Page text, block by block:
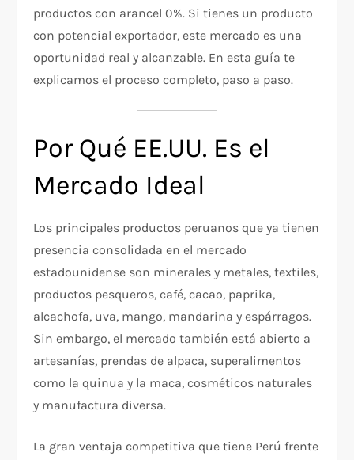
productos con arancel 0%. Si tienes un producto
con potencial exportador, este mercado es una
oportunidad real y alcanzable. En esta guía te
explicamos el proceso completo, paso a paso.
Por Qué EE.UU. Es el
Mercado Ideal
Los principales productos peruanos que ya tienen
presencia consolidada en el mercado
estadounidense son minerales y metales, textiles,
productos pesqueros, café, cacao, paprika,
alcachofa, uva, mango, mandarina y espárragos.
Sin embargo, el mercado también está abierto a
artesanías, prendas de alpaca, superalimentos
como la quinua y la maca, cosméticos naturales
y manufactura diversa.
La gran ventaja competitiva que tiene Perú frente